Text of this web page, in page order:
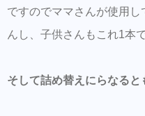
ですのでママさんが使用
んし、子供さんもこれ1本
そして詰め替えにらなると